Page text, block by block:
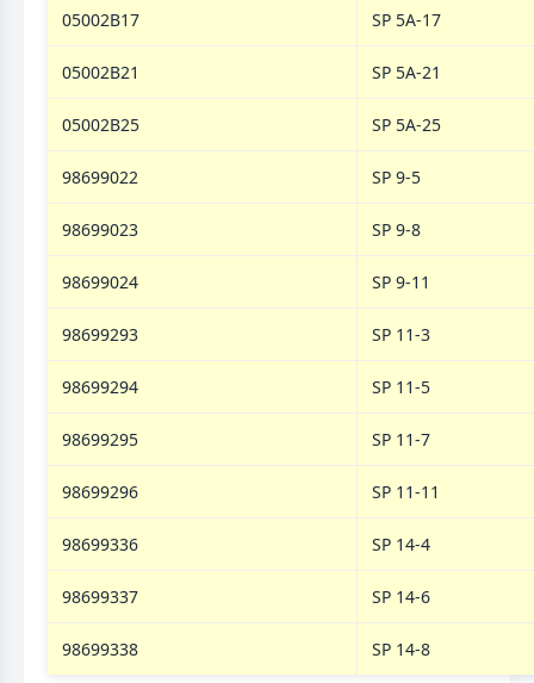
05002B17 SP 5A-17
05002B21 SP 5A-21
05002B25 SP 5A-25
98699022 SP 9-5
98699023 SP 9-8
98699024 SP 9-11
98699293 SP 11-3
98699294 SP 11-5
98699295 SP 11-7
98699296 SP 11-11
98699336 SP 14-4
98699337 SP 14-6
98699338 SP 14-8